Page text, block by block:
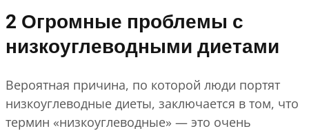
2 Огромные проблемы с
низкоуглеводными диетами
Вероятная причина, по которой люди портят
низкоуглеводные диеты, заключается в том, что
термин «низкоуглеводные» — это очень